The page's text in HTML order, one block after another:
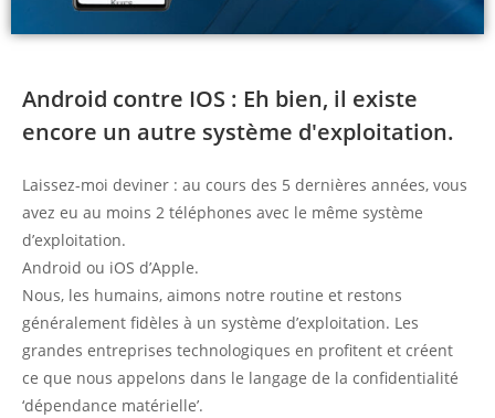
Android contre IOS : Eh bien, il existe
encore un autre système d'exploitation.
Laissez-moi deviner : au cours des 5 dernières années, vous
avez eu au moins 2 téléphones avec le même système
d’exploitation.
Android ou iOS d’Apple.
Nous, les humains, aimons notre routine et restons
généralement fidèles à un système d’exploitation. Les
grandes entreprises technologiques en profitent et créent
ce que nous appelons dans le langage de la confidentialité
‘dépendance matérielle’.